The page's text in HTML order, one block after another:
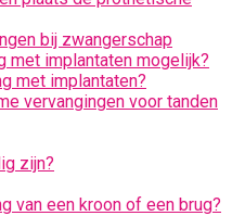
bij zwangerschap
met implantaten mogelijk?
met implantaten?
vervangingen voor tanden
zijn?
van een kroon of een brug?